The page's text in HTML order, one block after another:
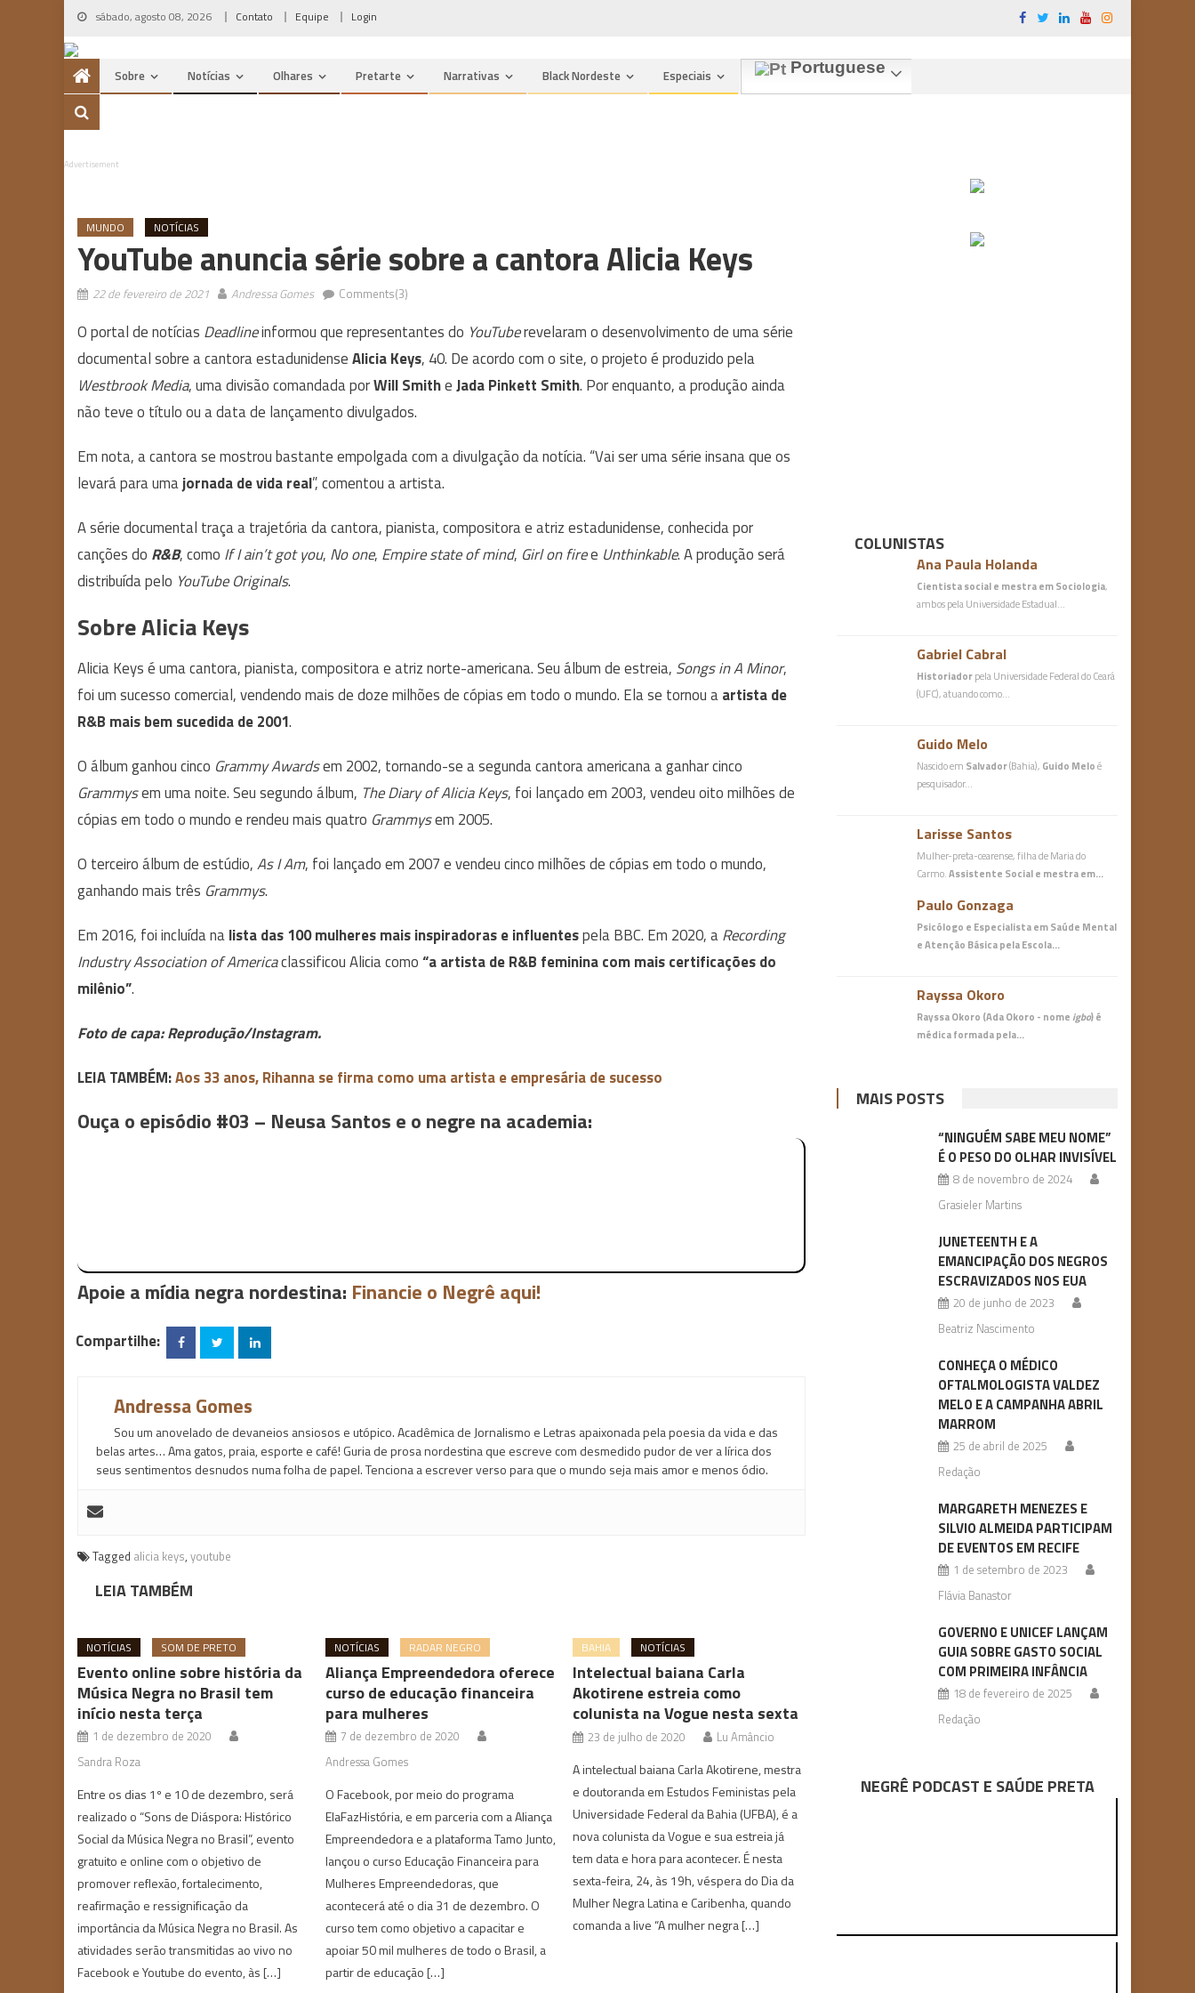
Skip
content
sábado, agosto 08, 2026 Contato Equipe Login
Sobre Notícias Olhares Pretarte Narrativas Black Nordeste Especiais Portuguese
Advertisement
MUNDO NOTÍCIAS
YouTube anuncia série sobre a cantora Alicia Keys
22 de fevereiro de 2021 Andressa Gomes Comments(3)
O portal de notícias Deadlineinformou que representantes do YouTuberevelaram o desenvolvimento de uma série
documental sobre a cantora estadunidenseAlicia Keys, 40. De acordo com o site, o projeto é produzido pela
Westbrook Media, uma divisão comandada porWill SmitheJada Pinkett Smith. Por enquanto, a produção ainda
não teve o título ou a data de lançamento divulgados.
Em nota, a cantora se mostrou bastante empolgada com a divulgação da notícia. “Vai ser uma série insana que os
levará para umajornada de vida real”, comentou a artista.
A série documental traça a trajetória da cantora, pianista, compositora e atriz estadunidense, conhecida por
canções do R&B, como If I ain’t got you, No one, Empire state of mind, Girl on firee Unthinkable. A produção será
distribuída pelo YouTube Originals.
Sobre Alicia Keys
Alicia Keys é uma cantora, pianista, compositora e atriz norte-americana. Seu álbum de estreia, Songs in A Minor,
foi um sucesso comercial, vendendo mais de doze milhões de cópias em todo o mundo. Ela se tornou aartista de
R&B mais bem sucedida de 2001.
O álbum ganhou cinco Grammy Awardsem 2002, tornando-se a segunda cantora americana a ganhar cinco
Grammysem uma noite. Seu segundo álbum, The Diary of Alicia Keys, foi lançado em 2003, vendeu oito milhões de
cópias em todo o mundo e rendeu mais quatro Grammysem 2005.
O terceiro álbum de estúdio,As I Am, foi lançado em 2007 e vendeu cinco milhões de cópias em todo o mundo,
ganhando mais três Grammys.
Em 2016, foi incluída nalista das 100 mulheres mais inspiradoras e influentespela BBC. Em 2020, aRecording
Industry Association of Americaclassificou Alicia como“a artista de R&B feminina com mais certificações do
milênio”.
Foto de capa: Reprodução/Instagram.
LEIA TAMBÉM:Aos 33 anos, Rihanna se firma como uma artista e empresária de sucesso
Ouça o episódio #03 – Neusa Santos e o negre na academia:
Apoie a mídia negra nordestina: Financie o Negrê aqui!
Compartilhe:
Andressa Gomes
Sou um anovelado de devaneios ansiosos e utópico. Acadêmica de Jornalismo e Letras apaixonada pela poesia da vida e das
belas artes… Ama gatos, praia, esporte e café! Guria de prosa nordestina que escreve com desmedido pudor de ver a lírica dos
seus sentimentos desnudos numa folha de papel. Tenciona a escrever verso para que o mundo seja mais amor e menos ódio.
Tagged alicia keys, youtube
LEIA TAMBÉM
NOTÍCIAS SOM DE PRETO
Evento online sobre história da
Música Negra no Brasil tem
início nesta terça
1 de dezembro de 2020
Sandra Roza
Entre os dias 1º e 10 de dezembro, será
realizado o “Sons de Diáspora: Histórico
Social da Música Negra no Brasil”, evento
gratuito e online com o objetivo de
promover reflexão, fortalecimento,
reafirmação e ressignificação da
importância da Música Negra no Brasil. As
atividades serão transmitidas ao vivo no
Facebook e Youtube do evento, às […]
NOTÍCIAS RADAR NEGRO
Aliança Empreendedora oferece
curso de educação financeira
para mulheres
7 de dezembro de 2020
Andressa Gomes
O Facebook, por meio do programa
ElaFazHistória, e em parceria com a Aliança
Empreendedora e a plataforma Tamo Junto,
lançou o curso Educação Financeira para
Mulheres Empreendedoras, que
acontecerá até o dia 31 de dezembro. O
curso tem como objetivo a capacitar e
apoiar 50 mil mulheres de todo o Brasil, a
partir de educação […]
BAHIA NOTÍCIAS
Intelectual baiana Carla
Akotirene estreia como
colunista na Vogue nesta sexta
23 de julho de 2020 Lu Amâncio
A intelectual baiana Carla Akotirene, mestra
e doutoranda em Estudos Feministas pela
Universidade Federal da Bahia (UFBA), é a
nova colunista da Vogue e sua estreia já
tem data e hora para acontecer. É nesta
sexta-feira, 24, às 19h, véspera do Dia da
Mulher Negra Latina e Caribenha, quando
comanda a live “A mulher negra […]
COLUNISTAS
Ana Paula Holanda
Cientista social e mestra em Sociologia,
ambos pela Universidade Estadual…
Gabriel Cabral
Historiadorpela Universidade Federal do Ceará
(UFC), atuando como…
Guido Melo
Nascido em Salvador(Bahia), Guido Meloé
pesquisador…
Larisse Santos
Mulher-preta-cearense, filha de Maria do
Carmo.Assistente Social e mestra em…
Paulo Gonzaga
Psicólogo e Especialista em Saúde Mental
e Atenção Básicapela Escola…
Rayssa Okoro
Rayssa Okoro (Ada Okoro - nome igbo) é
médicaformada pela…
MAIS POSTS
“NINGUÉM SABE MEU NOME”
É O PESO DO OLHAR INVISÍVEL
8 de novembro de 2024
Grasieler Martins
JUNETEENTH E A
EMANCIPAÇÃO DOS NEGROS
ESCRAVIZADOS NOS EUA
20 de junho de 2023
Beatriz Nascimento
CONHEÇA O MÉDICO
OFTALMOLOGISTA VALDEZ
MELO E A CAMPANHA ABRIL
MARROM
25 de abril de 2025
Redação
MARGARETH MENEZES E
SILVIO ALMEIDA PARTICIPAM
DE EVENTOS EM RECIFE
1 de setembro de 2023
Flávia Banastor
GOVERNO E UNICEF LANÇAM
GUIA SOBRE GASTO SOCIAL
COM PRIMEIRA INFÂNCIA
18 de fevereiro de 2025
Redação
NEGRÊ PODCAST E SAÚDE PRETA